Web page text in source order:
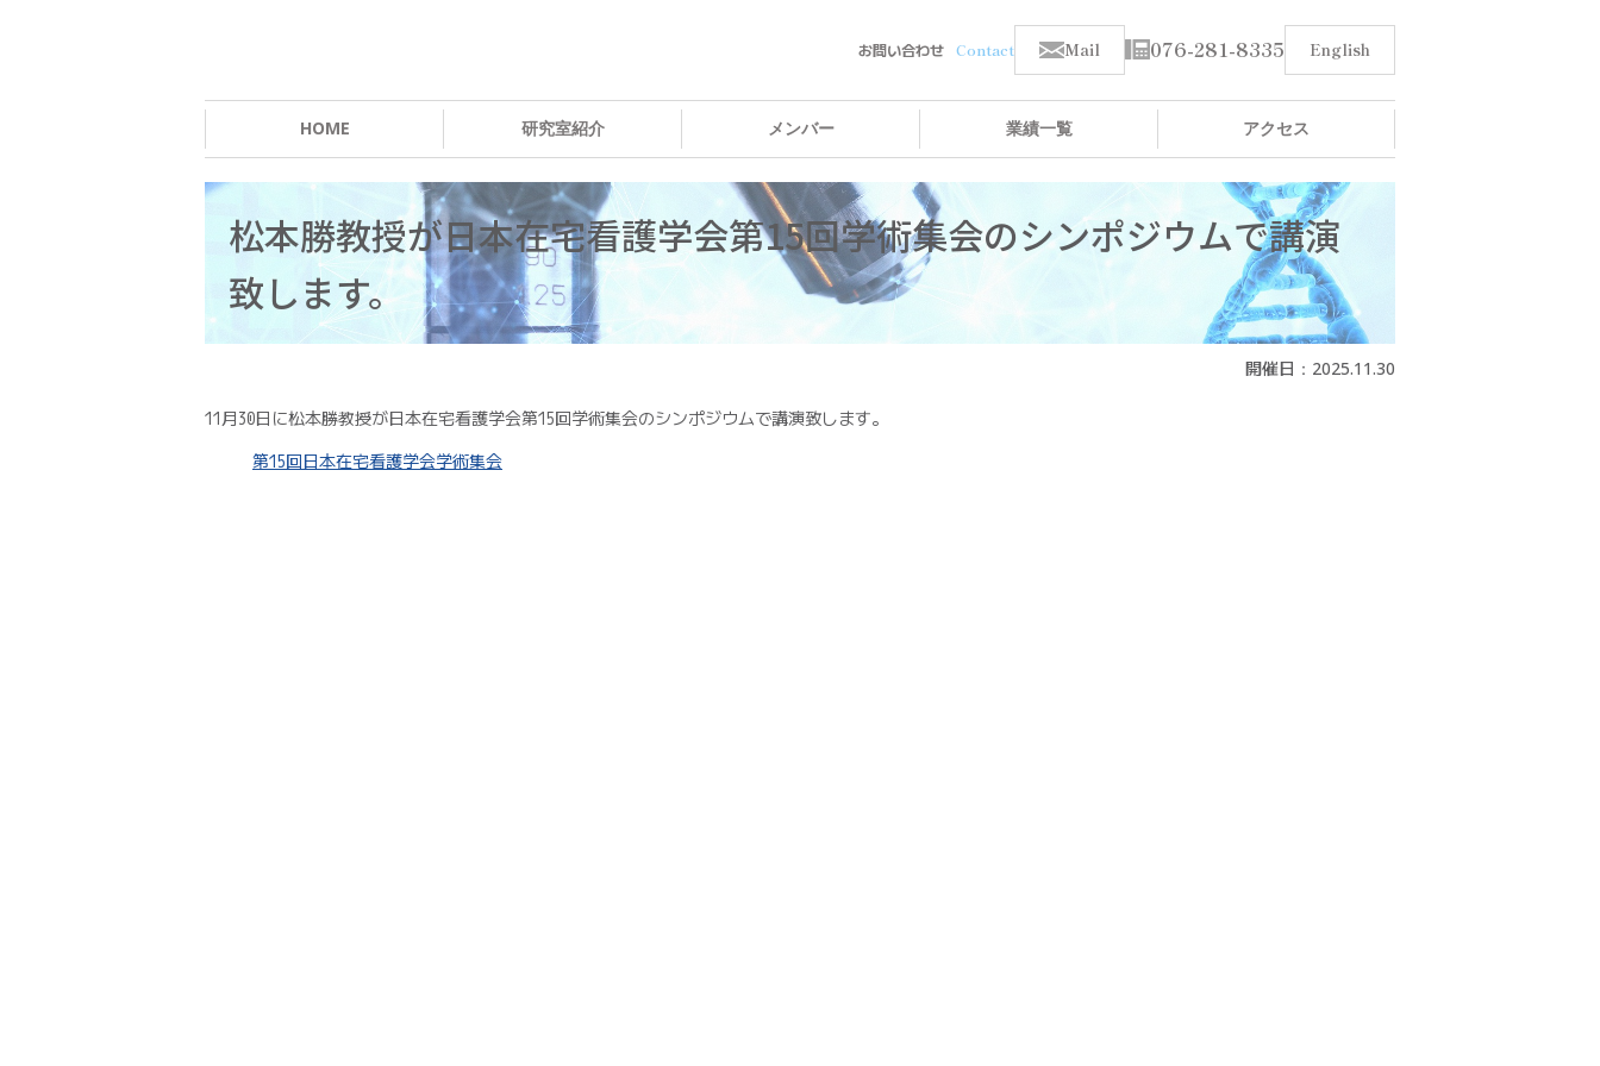
お問い合わせ Mail 076-281-8335 English
HOME 研究室紹介 メンバー 業績一覧 アクセス
松本勝教授が日本在宅看護学会第15回学術集会のシンポジウムで講演
致します。
開催日： 2025.11.30
11月30日に松本勝教授が日本在宅看護学会第15回学術集会のシンポジウムで講演致します。
第15回日本在宅看護学会学術集会